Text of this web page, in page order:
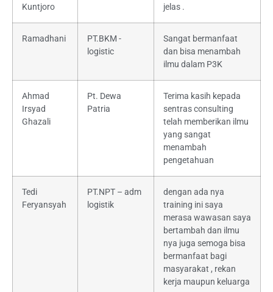
Kuntjoro
jelas .
Ramadhani
PT.BKM -
logistic
Sangat bermanfaat
dan bisa menambah
ilmu dalam P3K
Ahmad
Irsyad
Ghazali
Pt. Dewa
Patria
Terima kasih kepada
sentras consulting
telah memberikan ilmu
yang sangat
menambah
pengetahuan
Tedi
Feryansyah
PT.NPT – adm
logistik
dengan ada nya
training ini saya
merasa wawasan saya
bertambah dan ilmu
nya juga semoga bisa
bermanfaat bagi
masyarakat , rekan
kerja maupun keluarga